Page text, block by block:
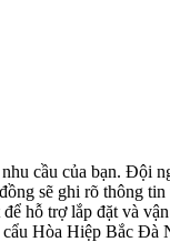
cầu của bạn. Đội
sẽ ghi rõ thông
hỗ trợ lắp đặt và
Hòa Hiệp Bắc